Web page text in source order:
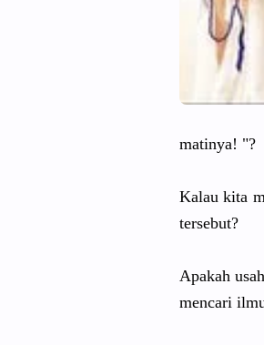
matinya! "?
Kalau kita
tersebut?
Apakah
mencari